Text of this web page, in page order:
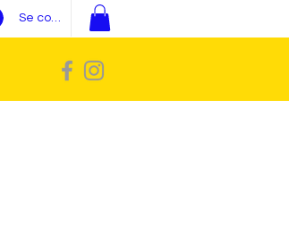
Se connecter